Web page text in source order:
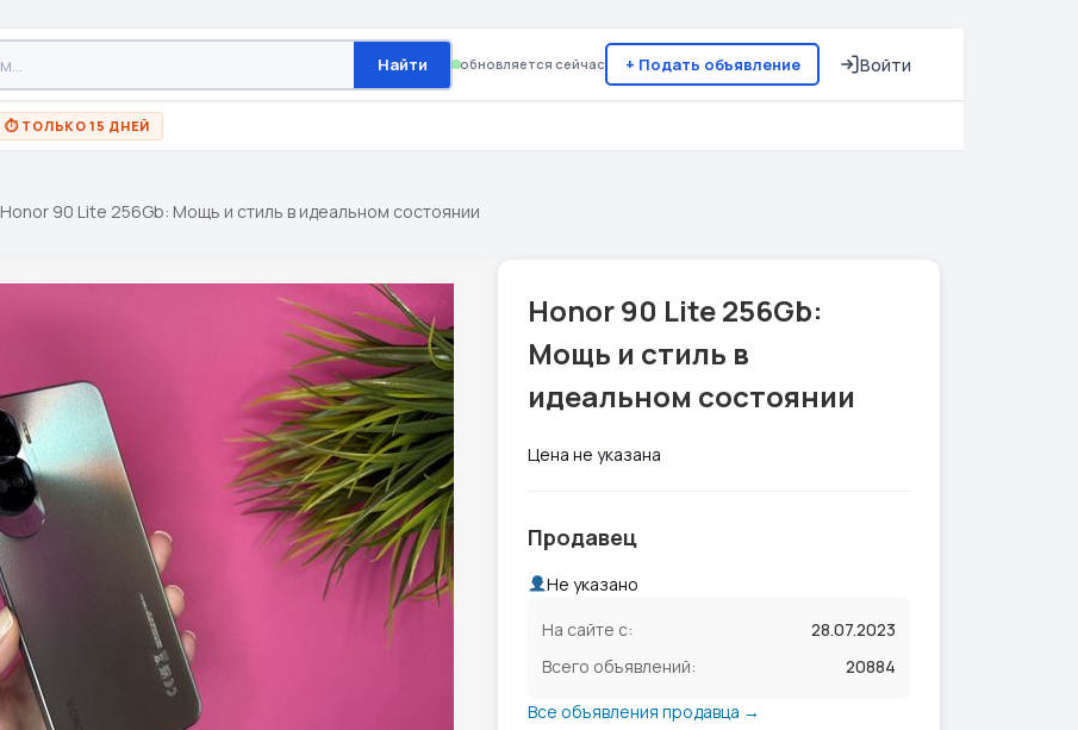
Найти обновляется сейчас + Подать объявление Войти
⏱ ТОЛЬКО 15 ДНЕЙ
Honor 90 Lite 256Gb: Мощь и стиль в идеальном состоянии
Honor 90 Lite 256Gb:
Мощь и стиль в
идеальном состоянии
Цена не указана
Продавец
Не указано
На сайте с:
28.07.2023
Всего объявлений:
20884
Все объявления продавца →